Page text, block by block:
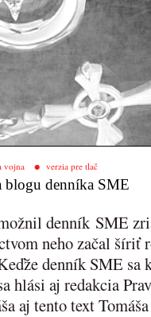
vojna verzia pre tlač
blogu denníka SME
denník SME
neho začal šíriť
denník SME
hlási aj redakcia
aj tento text